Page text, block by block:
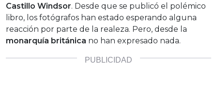
Castillo Windsor. Desde que se publicó el polémico
libro, los fotógrafos han estado esperando alguna
reacción por parte de la realeza. Pero, desde la
monarquía británica no han expresado nada.